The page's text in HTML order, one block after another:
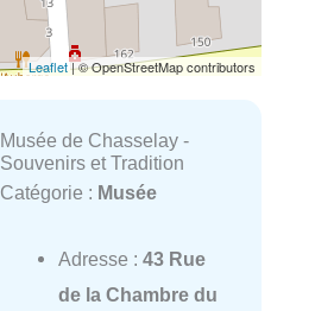
Leaflet| © OpenStreetMap contributors
Musée de Chasselay -
Souvenirs et Tradition
Catégorie : Musée
Adresse : 43 Rue
de la Chambre du